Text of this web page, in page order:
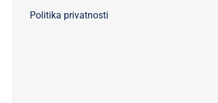
Politika privatnosti